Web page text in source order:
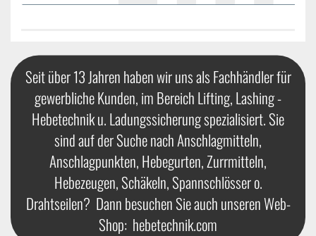
Seit über 13 Jahren haben wir uns als Fachhändler für
gewerbliche Kunden, im Bereich Lifting, Lashing -
Hebetechnik u. Ladungssicherung spezialisiert. Sie
sind auf der Suche nach Anschlagmitteln,
Anschlagpunkten, Hebegurten, Zurrmitteln,
Hebezeugen, Schäkeln, Spannschlösser o.
Drahtseilen? Dann besuchen Sie auch unseren Web-
Shop: hebetechnik.com